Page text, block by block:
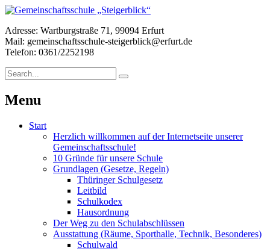
Adresse: Wartburgstraße 71, 99094 Erfurt
Mail: gemeinschaftsschule-steigerblick@erfurt.de
Telefon: 0361/2252198
Menu
Start
Herzlich willkommen auf der Internetseite unserer
Gemeinschaftsschule!
10 Gründe für unsere Schule
Grundlagen (Gesetze, Regeln)
Thüringer Schulgesetz
Leitbild
Schulkodex
Hausordnung
Der Weg zu den Schulabschlüssen
Ausstattung (Räume, Sporthalle, Technik, Besonderes)
Schulwald